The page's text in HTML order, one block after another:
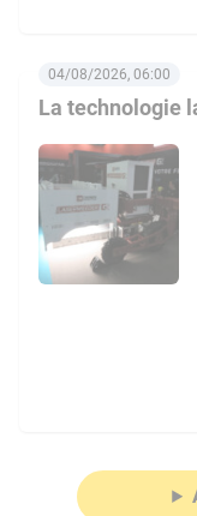
La technologie
04/08/2026, 06:00